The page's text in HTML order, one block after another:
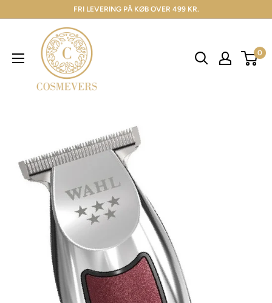
FRI LEVERING PÅ KØB OVER 499 KR.
0